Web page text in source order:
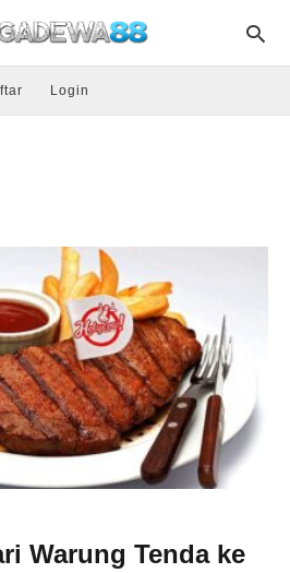
Login
Warung Tenda ke